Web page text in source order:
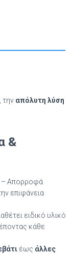
, την απόλυτη λύση
&
– Απορροφά
επιφάνεια
ειδικό υλικό
κάθε
έως άλλες